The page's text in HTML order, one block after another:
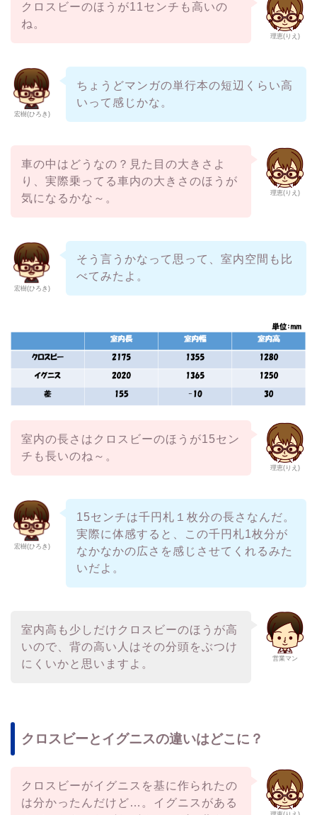
理恵(りえ)
クロスビーのほうが11センチも高いの
ね。
宏樹(ひろき)
ちょうどマンガの単行本の短辺くらい高
いって感じかな。
理恵(りえ)
車の中はどうなの？見た目の大きさよ
り、実際乗ってる車内の大きさのほうが
気になるかな～。
宏樹(ひろき)
そう言うかなって思って、室内空間も比
べてみたよ。
理恵(りえ)
室内の長さはクロスビーのほうが15セン
チも長いのね～。
宏樹(ひろき)
15センチは千円札１枚分の長さなんだ。
実際に体感すると、この千円札1枚分が
なかなかの広さを感じさせてくれるみた
いだよ。
営業マン
室内高も少しだけクロスビーのほうが高
いので、背の高い人はその分頭をぶつけ
にくいかと思いますよ。
クロスビーとイグニスの違いはどこに？
クロスビーがイグニスを基に作られたの
は分かったんだけど…。イグニスがある